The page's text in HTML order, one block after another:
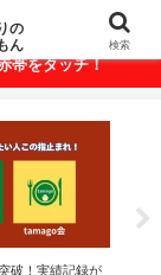
載！
帯をタッチ！
破！実績記録が
の
ん
検索